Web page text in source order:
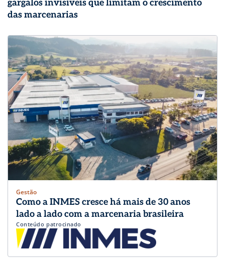
gargalos invisíveis que limitam o crescimento
das marcenarias
Gestão
Como a INMES cresce há mais de 30 anos
lado a lado com a marcenaria brasileira
Conteúdo patrocinado